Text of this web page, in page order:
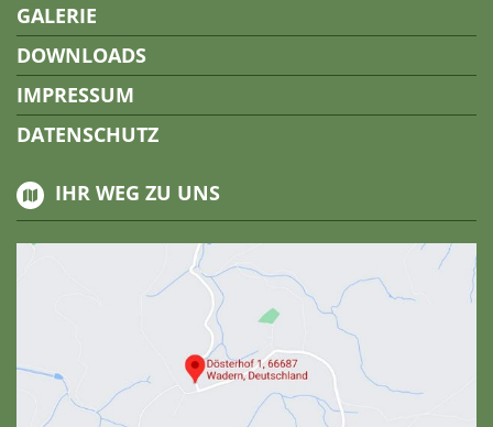
GALERIE
DOWNLOADS
IMPRESSUM
DATENSCHUTZ
IHR WEG ZU UNS